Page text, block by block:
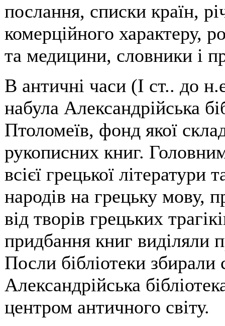
послання, списки країн,
комерційного характеру,
та медицини, словники і
В античні часи (I ст.. до
набула Александрійська
Птоломеїв, фонд якої
рукописних книг.
всієї грецької літератури
народів на грецьку мову,
від творів грецьких
придбання книг виділяли
Посли бібліотеки збирали
Александрійська
центром античного світу.